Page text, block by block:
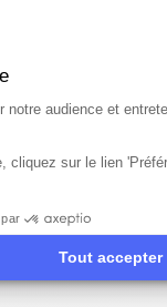
du
notre audience et
cliquez sur le lien
Tout accepter